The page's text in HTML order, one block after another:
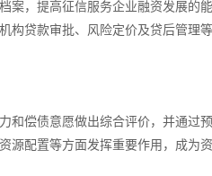
案，提高征信服务企业融资发展的
贷款审批、风险定价及贷后管理
偿债意愿做出综合评价，并通过
配置等方面发挥重要作用，成为